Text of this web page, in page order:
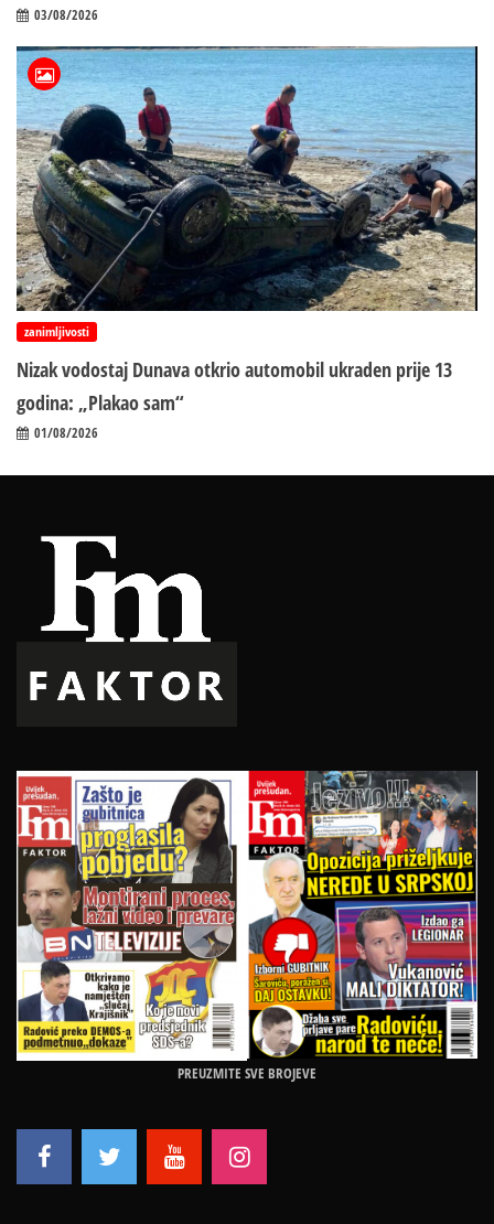
03/08/2026
zanimljivosti
Nizak vodostaj Dunava otkrio automobil ukraden prije 13
godina: „Plakao sam“
01/08/2026
PREUZMITE SVE BROJEVE